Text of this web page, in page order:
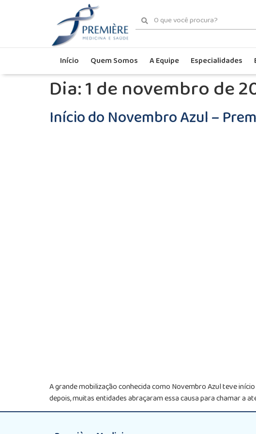
Início Quem Somos A Equipe Especialidades
Dia:1 de novembro de
Início do Novembro Azul –
A grande mobilização conhecida como Novembro Azul teve
depois, muitas entidades abraçaram essa causa para chamar a